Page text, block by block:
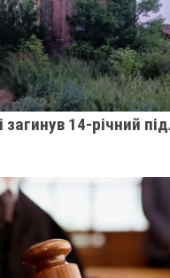
14-річний